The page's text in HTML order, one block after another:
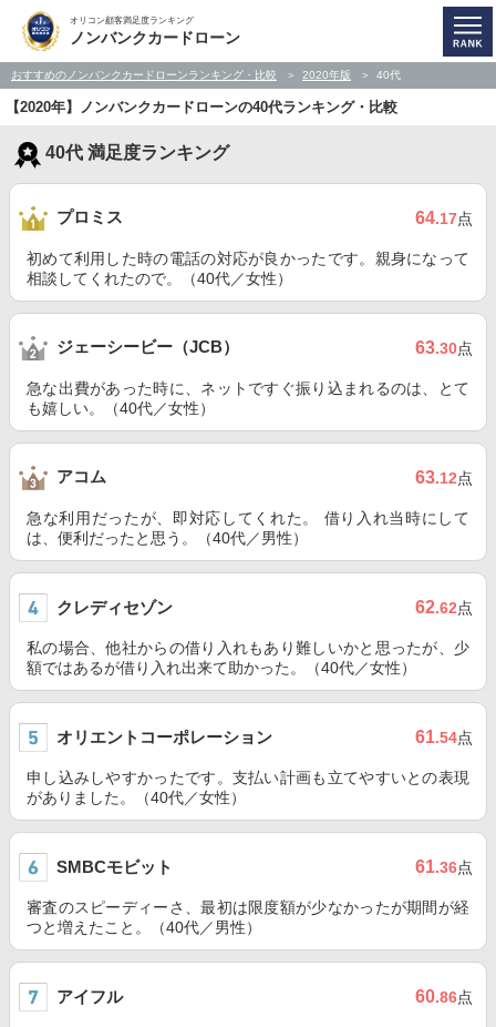
オリコン顧客満足度ランキング
ノンバンクカードローン
おすすめのノンバンクカードローンランキング・比較 2020年版 40代
【2020年】ノンバンクカードローンの40代ランキング・比較
40代 満足度ランキング
プロミス 64.17点
初めて利用した時の電話の対応が良かったです。親身になって
相談してくれたので。（40代／女性）
ジェーシービー（JCB） 63.30点
急な出費があった時に、ネットですぐ振り込まれるのは、とて
も嬉しい。（40代／女性）
アコム 63.12点
急な利用だったが、即対応してくれた。 借り入れ当時にして
は、便利だったと思う。（40代／男性）
クレディセゾン 62.62点
私の場合、他社からの借り入れもあり難しいかと思ったが、少
額ではあるが借り入れ出来て助かった。（40代／女性）
オリエントコーポレーション 61.54点
申し込みしやすかったです。支払い計画も立てやすいとの表現
がありました。（40代／女性）
SMBCモビット 61.36点
審査のスピーディーさ、最初は限度額が少なかったが期間が経
つと増えたこと。（40代／男性）
アイフル 60.86点